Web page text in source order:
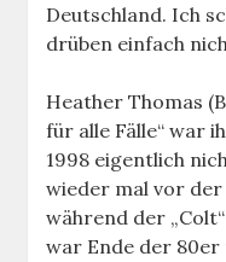
Deutschland. Ich
drüben einfach
Heather Thomas
für alle Fälle“ war
1998 eigentlich
wieder mal vor
während der
war Ende der